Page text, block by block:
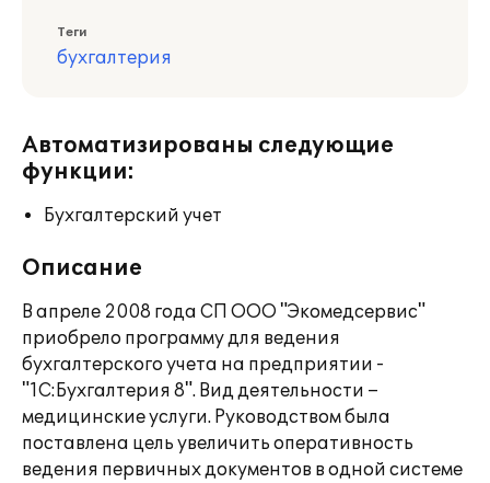
Теги
бухгалтерия
Автоматизированы следующие
функции:
Бухгалтерский учет
Описание
В апреле 2008 года СП ООО "Экомедсервис"
приобрело программу для ведения
бухгалтерского учета на предприятии -
"1С:Бухгалтерия 8". Вид деятельности –
медицинские услуги. Руководством была
поставлена цель увеличить оперативность
ведения первичных документов в одной системе